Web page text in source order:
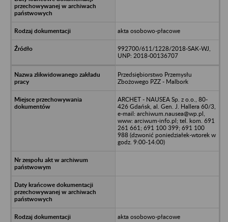
akta osobowo-płacowe
992700/611/1228/2018-SAK-WJ,
UNP: 2018-00136707
Przedsiębiorstwo Przemysłu
Zbożowego PZZ - Malbork
ARCHET - NAUSEA Sp. z o.o., 80-
426 Gdańsk, al. Gen. J. Hallera 60/3,
e-mail: archiwum.nausea@wp.pl,
www: arciwum-info.pl; tel. kom. 691
261 661; 691 100 399; 691 100
988 (dzwonić poniedziałek-wtorek w
godz. 9:00-14:00)
akta osobowo-płacowe